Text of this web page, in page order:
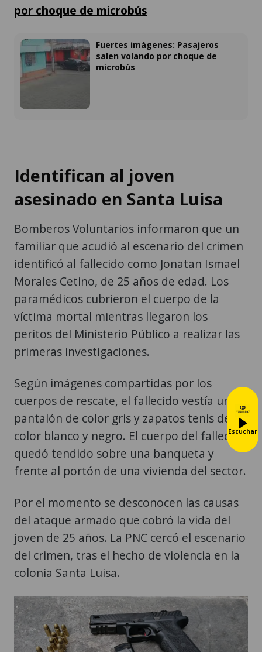
por choque de microbús
Fuertes imágenes: Pasajeros
salen volando por choque de
microbús
Identifican al joven
asesinado en Santa Luisa
Bomberos Voluntarios informaron que un
familiar que acudió al escenario del crimen
identificó al fallecido como Jonatan Ismael
Morales Cetino, de 25 años de edad. Los
paramédicos cubrieron el cuerpo de la
víctima mortal mientras llegaron los
peritos del Ministerio Público a realizar las
primeras investigaciones.
Según imágenes compartidas por los
cuerpos de rescate, el fallecido vestía un
pantalón de color gris y zapatos tenis de
color blanco y negro. El cuerpo del fallecido
quedó tendido sobre una banqueta y
frente al portón de una vivienda del sector.
Por el momento se desconocen las causas
del ataque armado que cobró la vida del
joven de 25 años. La PNC cercó el escenario
del crimen, tras el hecho de violencia en la
colonia Santa Luisa.
Escuchar